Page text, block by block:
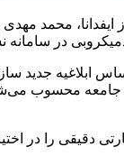
محمد
در
ابلاغیه
محسوب می‌شود،
دقیقی را در